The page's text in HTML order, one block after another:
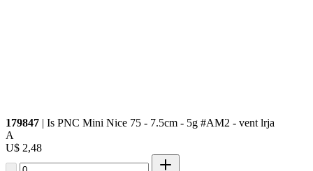
179847 | Is PNC Mini Nice 75 - 7.5cm - 5g #AM2 - vent lrja
A
U$ 2,48